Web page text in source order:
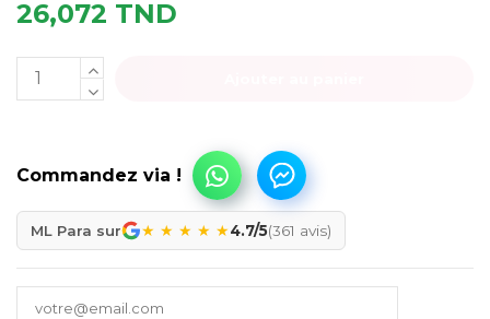
26,072 TND
ML Para sur ★ ★ ★ ★ ★4.7/5(361 avis)